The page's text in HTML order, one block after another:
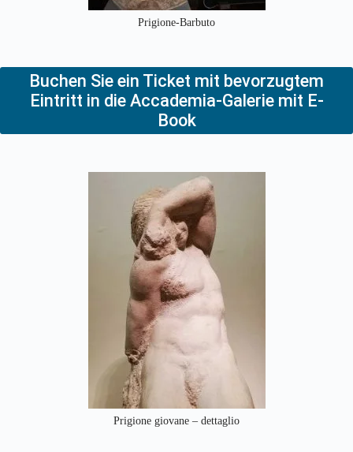
Prigione-Barbuto
Buchen Sie ein Ticket mit bevorzugtem
Eintritt in die Accademia-Galerie mit E-
Book
Prigione giovane – dettaglio